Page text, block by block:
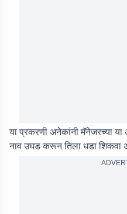
या प्रकरणी अनेकांनी मॅनेजरच्या
नाव उघड करून तिला धडा शिकवा